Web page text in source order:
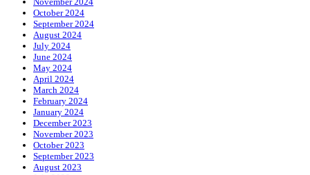
October 2024
September 2024
August 2024
July 2024
June 2024
May 2024
April 2024
March 2024
February 2024
January 2024
December 2023
November 2023
October 2023
September 2023
August 2023